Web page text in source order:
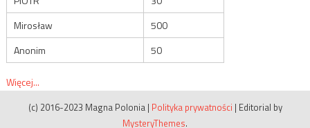
Mirosław
500
Anonim
50
Więcej...
(c) 2016-2023 Magna Polonia | Polityka prywatności | Editorial by
MysteryThemes.